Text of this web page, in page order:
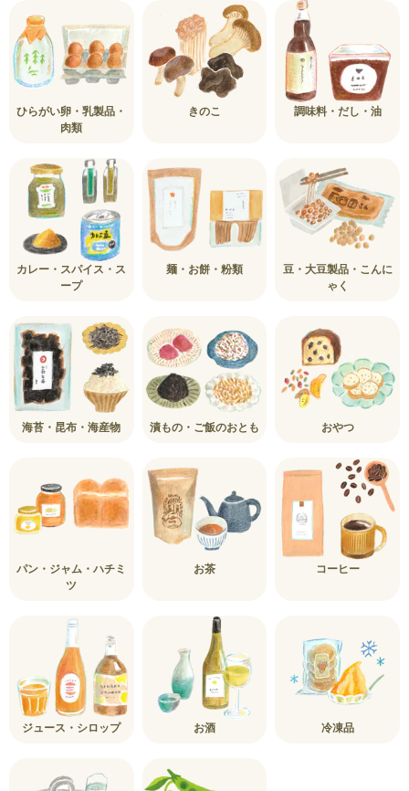
ひらがい卵・乳製品・
肉類
きのこ 調味料・だし・油
カレー・スパイス・ス
ープ
麺・お餅・粉類
豆・大豆製品・こんに
ゃく
海苔・昆布・海産物 漬もの・ご飯のおとも おやつ
パン・ジャム・ハチミ
ツ
お茶 コーヒー
ジュース・シロップ お酒 冷凍品